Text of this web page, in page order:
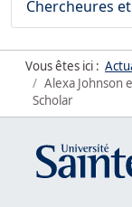
Chercheures
Vous êtes ici :
Alexa Johnson
Scholar